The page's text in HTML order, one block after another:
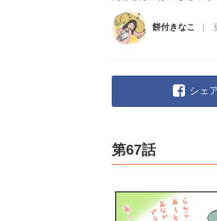
餅付きなこ
シェ
第67話